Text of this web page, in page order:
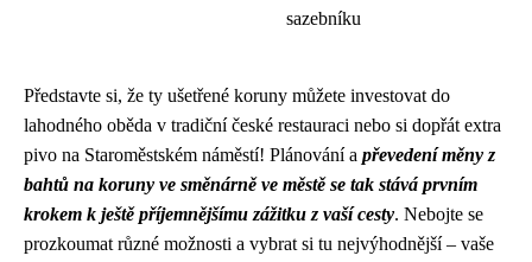
sazebníku
Představte si, že ty ušetřené koruny můžete investovat do
lahodného oběda v tradiční české restauraci nebo si dopřát extra
pivo na Staroměstském náměstí! Plánování a převedení měny z
bahtů na koruny ve směnárně ve městě se tak stává prvním
krokem k ještě příjemnějšímu zážitku z vaší cesty. Nebojte se
prozkoumat různé možnosti a vybrat si tu nejvýhodnější – vaše